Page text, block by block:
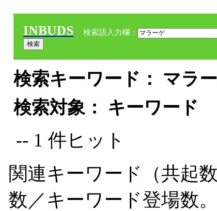
INBUDS 検索語入力欄：
検索キーワード： マラ
検索対象： キーワード
-- 1 件ヒット
関連キーワード（共起
数／キーワード登場数